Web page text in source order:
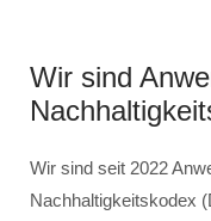
Wir sind
Wir sind seit 2022
Nachhaltigkeitskodex